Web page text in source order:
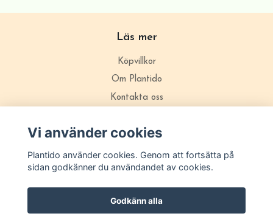
Läs mer
Köpvillkor
Om Plantido
Kontakta oss
Vi använder cookies
Plantido använder cookies. Genom att fortsätta på
sidan godkänner du användandet av cookies.
Godkänn alla